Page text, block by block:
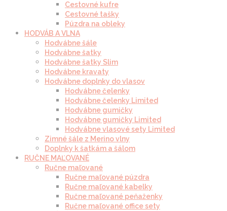
Cestovné kufre
Cestovné tašky
Púzdra na obleky
HODVÁB A VLNA
Hodvábne šále
Hodvábne šatky
Hodvábne šatky Slim
Hodvábne kravaty
Hodvábne doplnky do vlasov
Hodvábne čelenky
Hodvábne čelenky Limited
Hodvábne gumičky
Hodvábne gumičky Limited
Hodvábne vlasové sety Limited
Zimné šále z Merino vlny
Doplnky k šatkám a šálom
RUČNE MAĽOVANÉ
Ručne maľované
Ručne maľované púzdra
Ručne maľované kabelky
Ručne maľované peňaženky
Ručne maľované office sety